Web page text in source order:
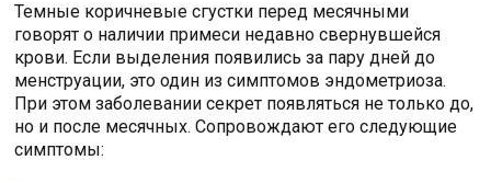
Темные коричневые сгустки перед месячными
говорят о наличии примеси недавно свернувшейся
крови. Если выделения появились за пару дней до
менструации, это один из симптомов эндометриоза.
При этом заболевании секрет появляться не только до,
но и после месячных. Сопровождают его следующие
симптомы: